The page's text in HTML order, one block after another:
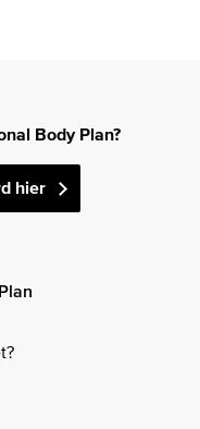
Body Plan?
hier